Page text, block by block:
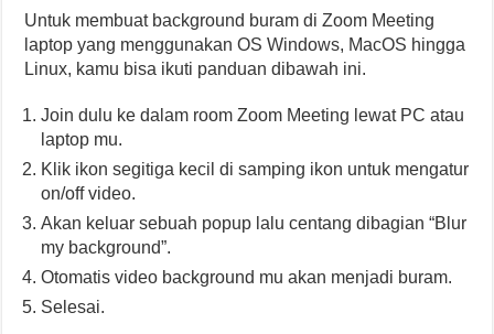
Untuk membuat background buram di Zoom Meeting
laptop yang menggunakan OS Windows, MacOS hingga
Linux, kamu bisa ikuti panduan dibawah ini.
Join dulu ke dalam room Zoom Meeting lewat PC atau
laptop mu.
Klik ikon segitiga kecil di samping ikon untuk mengatur
on/off video.
Akan keluar sebuah popup lalu centang dibagian “Blur
my background”.
Otomatis video background mu akan menjadi buram.
Selesai.